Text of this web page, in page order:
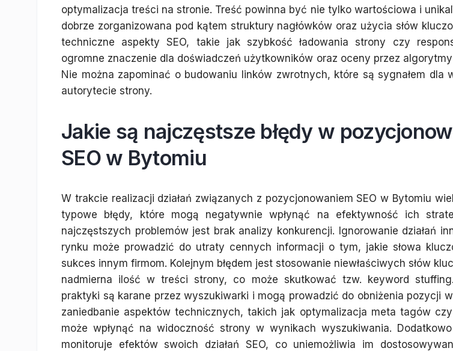
optymalizacja treści na stronie. Treść powinna być nie tylko wartościowa i
dobrze zorganizowana pod kątem struktury nagłówków oraz użycia słów
techniczne aspekty SEO, takie jak szybkość ładowania strony czy
ogromne znaczenie dla doświadczeń użytkowników oraz oceny przez
Nie można zapominać o budowaniu linków zwrotnych, które są sygnałem dla
autorytecie strony.
Jakie są najczęstsze błędy w
SEO w Bytomiu
W trakcie realizacji działań związanych z pozycjonowaniem SEO w Bytomiu
typowe błędy, które mogą negatywnie wpłynąć na efektywność ich
najczęstszych problemów jest brak analizy konkurencji. Ignorowanie działań
rynku może prowadzić do utraty cennych informacji o tym, jakie słowa
sukces innym firmom. Kolejnym błędem jest stosowanie niewłaściwych słów
nadmierna ilość w treści strony, co może skutkować tzw. keyword
praktyki są karane przez wyszukiwarki i mogą prowadzić do obniżenia pozycji
zaniedbanie aspektów technicznych, takich jak optymalizacja meta tagów
może wpłynąć na widoczność strony w wynikach wyszukiwania.
monitoruje efektów swoich działań SEO, co uniemożliwia im